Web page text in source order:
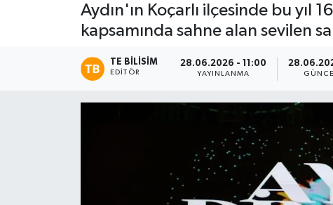
Aydın'ın Koçarlı ilçesinde bu yıl
kapsamında sahne alan sevilen
TE BILISIM
EDITÖR
28.06.2026 - 11:00
YAYINLANMA